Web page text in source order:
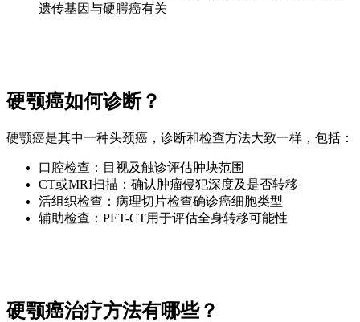
遗传基因与硬腭癌有关
硬颚癌如何诊断？
硬颚癌是其中一种头颈癌，诊断和检查方法大致一样，包括：
口腔检查：目视及触诊评估肿块范围
CT或MRI扫描：确认肿瘤侵犯深度及是否转移
活组织检查：病理切片检查确诊癌细胞类型
辅助检查：PET-CT用于评估全身转移可能性
硬颚癌治疗方法有哪些？